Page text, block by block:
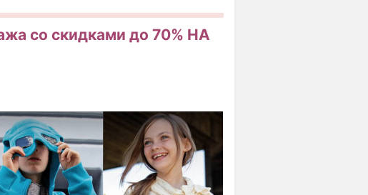
со скидками до 70% НА